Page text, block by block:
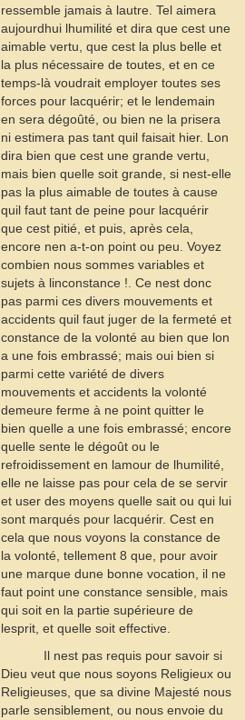
ressemble jamais à lautre. Tel aimera
aujourdhui lhumilité et dira que cest une
aimable vertu, que cest la plus belle et
la plus nécessaire de toutes, et en ce
temps-là voudrait employer toutes ses
forces pour lacquérir; et le lendemain
en sera dégoûté, ou bien ne la prisera
ni estimera pas tant quil faisait hier. Lon
dira bien que cest une grande vertu,
mais bien quelle soit grande, si nest-elle
pas la plus aimable de toutes à cause
quil faut tant de peine pour lacquérir
que cest pitié, et puis, après cela,
encore nen a-t-on point ou peu. Voyez
combien nous sommes variables et
sujets à linconstance !. Ce nest donc
pas parmi ces divers mouvements et
accidents quil faut juger de la fermeté et
constance de la volonté au bien que lon
a une fois embrassé; mais oui bien si
parmi cette variété de divers
mouvements et accidents la volonté
demeure ferme à ne point quitter le
bien quelle a une fois embrassé; encore
quelle sente le dégoût ou le
refroidissement en lamour de lhumilité,
elle ne laisse pas pour cela de se servir
et user des moyens quelle sait ou qui lui
sont marqués pour lacquérir. Cest en
cela que nous voyons la constance de
la volonté, tellement 8 que, pour avoir
une marque dune bonne vocation, il ne
faut point une constance sensible, mais
qui soit en la partie supérieure de
lesprit, et quelle soit effective.
Il nest pas requis pour savoir si
Dieu veut que nous soyons Religieux ou
Religieuses, que sa divine Majesté nous
parle sensiblement, ou nous envoie du